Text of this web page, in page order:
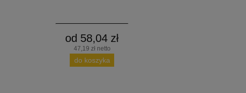
od 58,04 zł
47,19 zł netto
do koszyka